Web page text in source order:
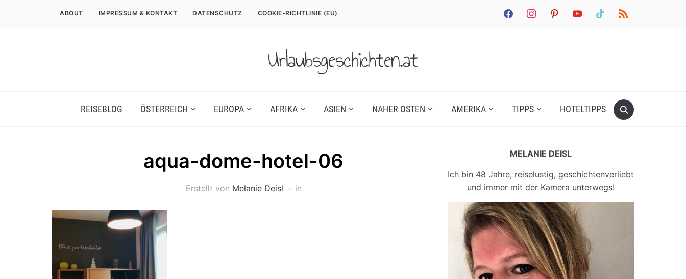
facebookinstagrampinterestyoutube tiktok rss
ABOUT IMPRESSUM & KONTAKT DATENSCHUTZ COOKIE-RICHTLINIE (EU)
Urlaubsgeschichten.at
REISEBLOG ÖSTERREICH EUROPA AFRIKA ASIEN NAHER OSTEN AMERIKA TIPPS HOTELTIPPS
aqua-dome-hotel-06
Erstellt von Melanie Deisl in
MELANIE DEISL
Ich bin 48 Jahre, reiselustig, geschichtenverliebt
und immer mit der Kamera unterwegs!